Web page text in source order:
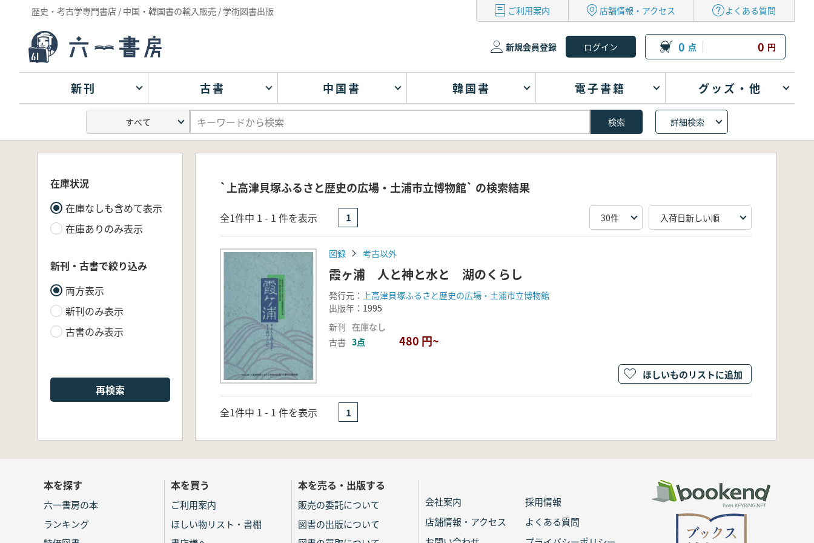
歴史・考古学専門書店 / 中国・韓国書の輸入販売 / 学術図書出版 ご利用案内 店舗情報・アクセス よくある質問
新規会員登録 0 点 0 円
新刊 古書 中国書 韓国書 電子書籍 グッズ・他
詳細検索
在庫状況
在庫なしも含めて表示
在庫ありのみ表示
新刊・古書で絞り込み
両方表示
新刊のみ表示
古書のみ表示
再検索
`上高津貝塚ふるさと歴史の広場・土浦市立博物館` の検索結果
全1件中 1 - 1 件を表示 1
図録 考古以外
霞ヶ浦 人と神と水と 湖のくらし
発行元： 上高津貝塚ふるさと歴史の広場・土浦市立博物館
出版年： 1995
新刊 在庫なし
古書 3点 480 円~
ほしいものリストに追加
全1件中 1 - 1 件を表示 1
本を探す
六一書房の本
ランキング
本を買う
ご利用案内
ほしい物リスト・書棚
本を売る・出版する
販売の委託について
図書の出版について
会社案内
採用情報
店舗情報・アクセス
よくある質問